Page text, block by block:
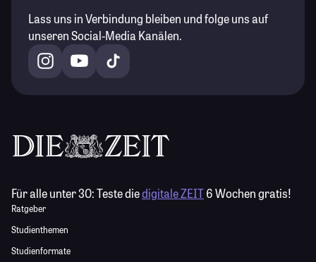
Lass uns in Verbindung bleiben und folge uns auf
unseren Social-Media Kanälen.
Für alle unter 30:Teste diedigitale ZEIT6 Wochen gratis!
Ratgeber
Studienthemen
Studienformate